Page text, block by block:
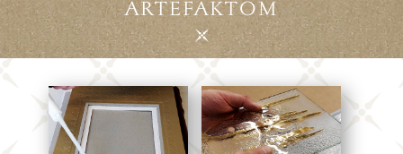
ARTEFAKTOM